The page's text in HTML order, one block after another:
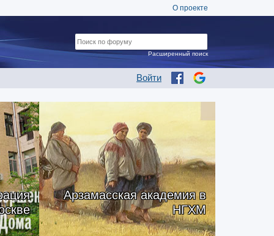
О проекте
Войти
Расширенный поиск
Арзамасская академия в
НГХМ